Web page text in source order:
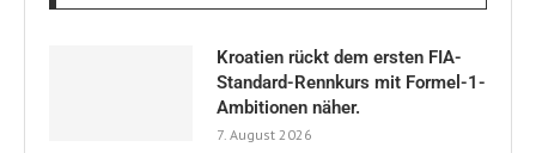
Kroatien rückt dem ersten FIA-
Standard-Rennkurs mit Formel-1-
Ambitionen näher.
7. August 2026